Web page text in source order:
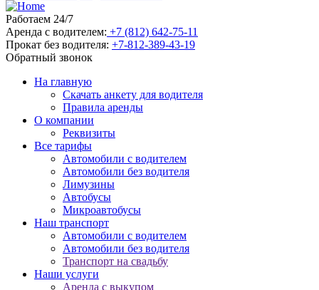
Работаем 24/7
Аренда с водителем: +7 (812) 642-75-11
Прокат без водителя: +7-812-389-43-19
Обратный звонок
На главную
Скачать анкету для водителя
Правила аренды
О компании
Реквизиты
Все тарифы
Автомобили с водителем
Автомобили без водителя
Лимузины
Автобусы
Микроавтобусы
Наш транспорт
Автомобили с водителем
Автомобили без водителя
Транспорт на свадьбу
Наши услуги
Аренда с выкупом